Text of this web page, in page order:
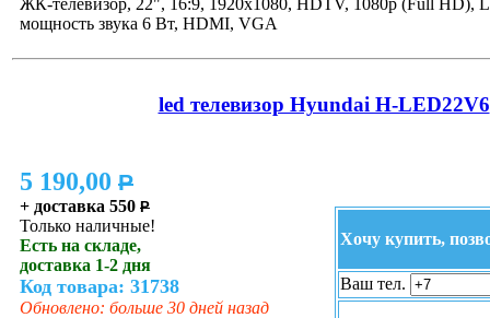
мощность звука 6 Вт, HDMI, VGA
led телевизор Hyundai H-LED22V6
5 190,00 P
+ доставка 550 P
Только наличные!
Есть на складе,
доставка 1-2 дня
Код товара: 31738
Обновлено: больше 30 дней назад
Хочу купить,
Ваш тел.